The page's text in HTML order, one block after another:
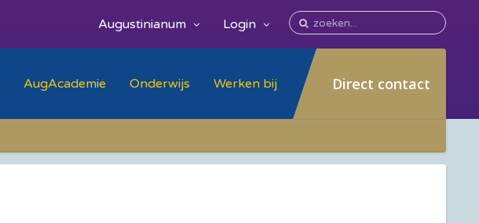
Login
Augustinianum
AugAcademie Onderwijs Werken bij Direct contact